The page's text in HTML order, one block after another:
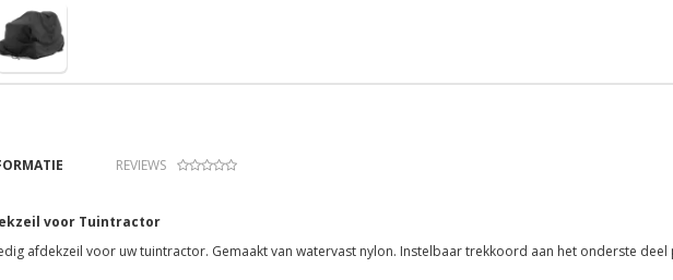
REVIEWS
voor Tuintractor
afdekzeil voor uw tuintractor. Gemaakt van watervast nylon. Instelbaar trekkoord aan het onderste deel